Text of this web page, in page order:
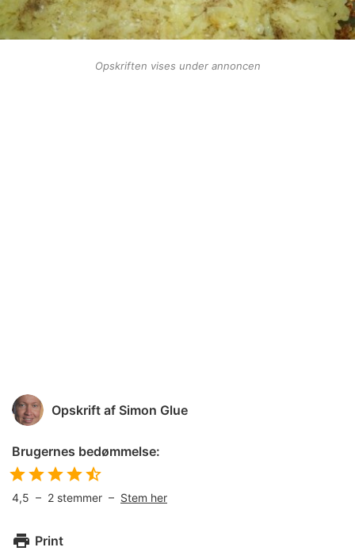
Opskriften vises under annoncen
Opskrift af Simon Glue
Brugernes bedømmelse:
4,5 – 2 stemmer – Stem her
Print